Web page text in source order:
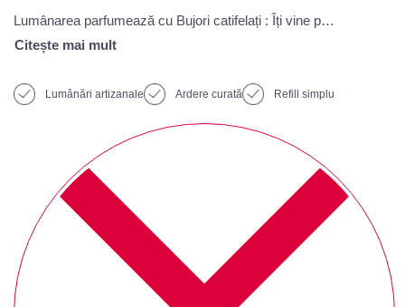
Lumânarea parfumează cu Bujori catifelați : Îți vine parcă să o porți ușor pe mâini, pe obraji, apoi direct în suflet. E buchetul perfect, adunat într-o singură lumânare, mai ales dacă ești în căutarea unei arome mângâietoare, greu de neglijat.
Lumânări artizanale Ardere curată Refill simplu